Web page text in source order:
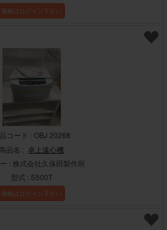
価格はログイン下さい
コード : OBJ 20268
商品名 : 卓上遠心機
: 株式会社久保田製作所
型式 : S500T
価格はログイン下さい